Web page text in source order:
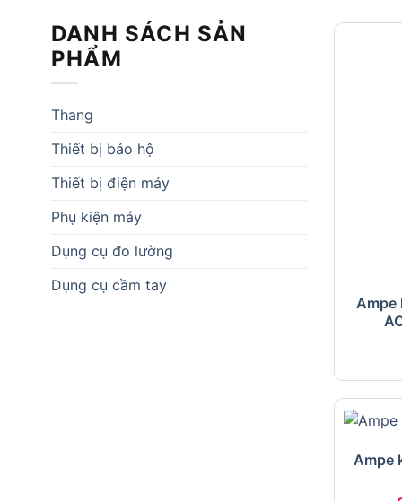
DANH SÁCH SẢN
PHẨM
Thang
Thiết bị bảo hộ
Thiết bị điện máy
Phụ kiện máy
Dụng cụ đo lường
Dụng cụ cầm tay
Ampe
Ampe